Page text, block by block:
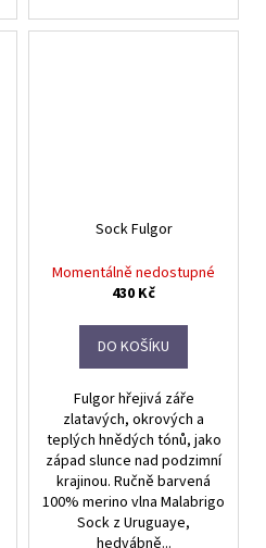
Sock Fulgor
Momentálně nedostupné
430 Kč
DO KOŠÍKU
Fulgor hřejivá záře
zlatavých, okrových a
teplých hnědých tónů, jako
západ slunce nad podzimní
krajinou. Ručně barvená
100% merino vlna Malabrigo
Sock z Uruguaye,